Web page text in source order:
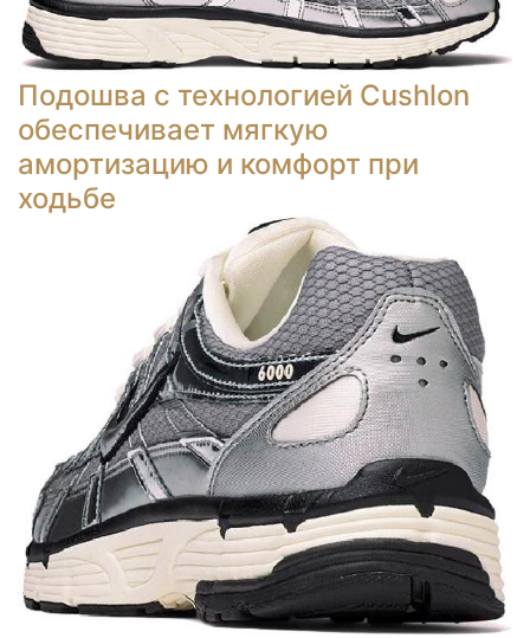
Подошва с технологией Cushlon
обеспечивает мягкую
амортизацию и комфорт при
ходьбе